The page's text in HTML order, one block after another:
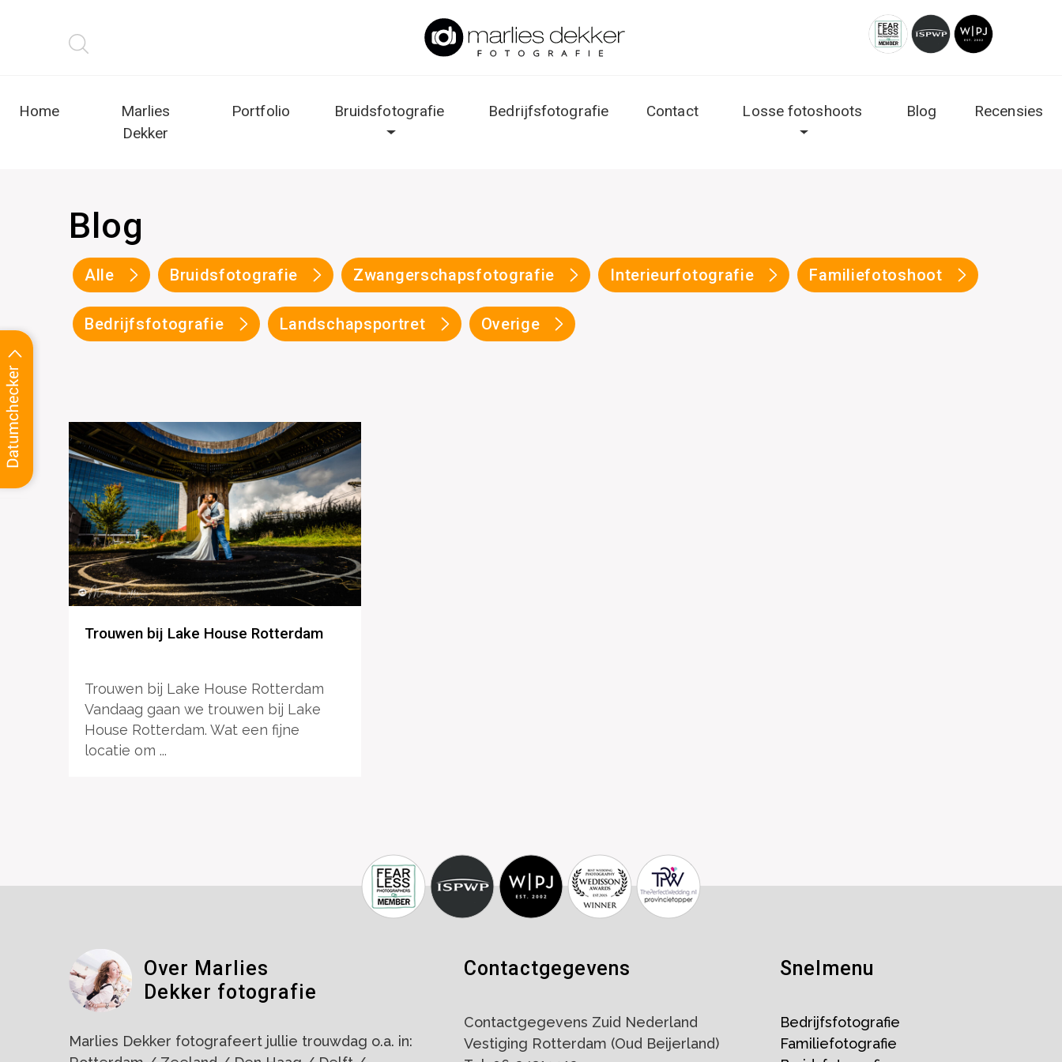
Home
Marlies
Dekker
Portfolio Bruidsfotografie Bedrijfsfotografie Contact Losse fotoshoots Blog Recensies
Blog
Alle Bruidsfotografie Zwangerschapsfotografie Interieurfotografie Familiefotoshoot
Bedrijfsfotografie Landschapsportret Overige
Trouwen bij Lake House Rotterdam
Trouwen bij Lake House Rotterdam
Vandaag gaan we trouwen bij Lake
House Rotterdam. Wat een fijne
locatie om ...
Over Marlies
Dekker fotografie
Marlies Dekker fotografeert jullie trouwdag o.a. in:
Contactgegevens
Contactgegevens Zuid Nederland
Vestiging Rotterdam (Oud Beijerland)
Snelmenu
Bedrijfsfotografie
Familiefotografie